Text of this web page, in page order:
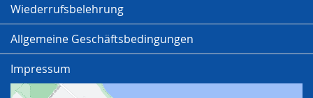
Wiederrufsbelehrung
Allgemeine Geschäftsbedingungen
Impressum